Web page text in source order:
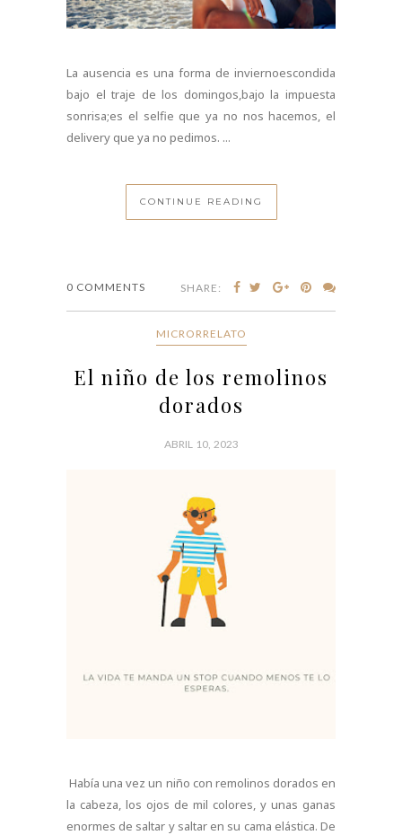
La ausencia es una forma de inviernoescondida
bajo el traje de los domingos,bajo la impuesta
sonrisa;es el selfie que ya no nos hacemos, el
delivery que ya no pedimos. ...
CONTINUE READING
0 COMMENTS SHARE:
MICRORRELATO
El niño de los remolinos
dorados
ABRIL 10, 2023
Había una vez un niño con remolinos dorados en
la cabeza, los ojos de mil colores, y unas ganas
enormes de saltar y saltar en su cama elástica. De